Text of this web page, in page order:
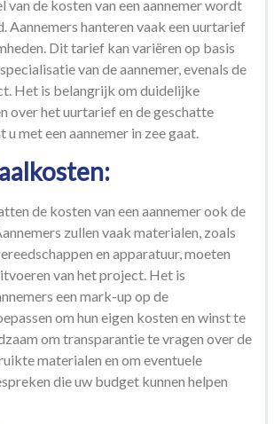
van de kosten van een aannemer wordt
Aannemers hanteren vaak een uurtarief
Dit tarief kan variëren op basis
van de aannemer, evenals de
Het is belangrijk om duidelijke
over het uurtarief en de geschatte
met een aannemer in zee gaat.
de kosten van een aannemer ook de
zullen vaak materialen, zoals
en apparatuur, moeten
van het project. Het is
een mark-up op de
om hun eigen kosten en winst te
om transparantie te vragen over de
materialen en om eventuele
die uw budget kunnen helpen